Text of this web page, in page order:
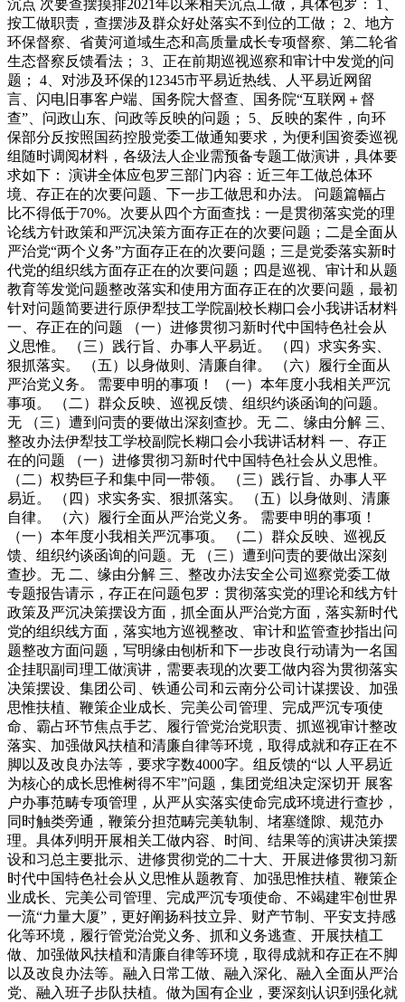
沉点 次要查摆摸排2021年以来相关沉点工做，具体包罗： 1、
按工做职责，查摆涉及群众好处落实不到位的工做； 2、地方
环保督察、省黄河道域生态和高质量成长专项督察、第二轮省
生态督察反馈看法； 3、正在前期巡视巡察和审计中发觉的问
题； 4、对涉及环保的12345市平易近热线、人平易近网留
言、闪电旧事客户端、国务院大督查、国务院“互联网＋督
查”、问政山东、问政等反映的问题； 5、反映的案件，向环
保部分反按照国药控股党委工做通知要求，为便利国资委巡视
组随时调阅材料，各级法人企业需预备专题工做演讲，具体要
求如下： 演讲全体应包罗三部门内容：近三年工做总体环
境、存正在的次要问题、下一步工做思和办法。 问题篇幅占
比不得低于70%。次要从四个方面查找：一是贯彻落实党的理
论线方针政策和严沉决策方面存正在的次要问题；二是全面从
严治党“两个义务”方面存正在的次要问题；三是党委落实新时
代党的组织线方面存正在的次要问题；四是巡视、审计和从题
教育等发觉问题整改落实和使用方面存正在的次要问题，最初
针对问题简要进行原伊犁技工学院副校长糊口会小我讲话材料
一、存正在的问题 （一）进修贯彻习新时代中国特色社会从
义思惟。 （三）践行旨、办事人平易近。 （四）求实务实、
狠抓落实。 （五）以身做则、清廉自律。 （六）履行全面从
严治党义务。 需要申明的事项！ （一）本年度小我相关严沉
事项。 （二）群众反映、巡视反馈、组织约谈函询的问题。
无 （三）遭到问责的要做出深刻查抄。无 二、缘由分解 三、
整改办法伊犁技工学校副院长糊口会小我讲话材料 一、存正
在的问题 （一）进修贯彻习新时代中国特色社会从义思惟。
（二）权势巨子和集中同一带领。 （三）践行旨、办事人平
易近。 （四）求实务实、狠抓落实。 （五）以身做则、清廉
自律。 （六）履行全面从严治党义务。 需要申明的事项！
（一）本年度小我相关严沉事项。 （二）群众反映、巡视反
馈、组织约谈函询的问题。无 （三）遭到问责的要做出深刻
查抄。无 二、缘由分解 三、整改办法安全公司巡察党委工做
专题报告请示，存正在问题包罗：贯彻落实党的理论和线方针
政策及严沉决策摆设方面，抓全面从严治党方面，落实新时代
党的组织线方面，落实地方巡视整改、审计和监管查抄指出问
题整改方面问题，写明缘由刨析和下一步改良行动请为一名国
企挂职副司理工做演讲，需要表现的次要工做内容为贯彻落实
决策摆设、集团公司、铁通公司和云南分公司计谋摆设、加强
思惟扶植、鞭策企业成长、完美公司管理、完成严沉专项使
命、霸占环节焦点手艺、履行管党治党职责、抓巡视审计整改
落实、加强做风扶植和清廉自律等环境，取得成就和存正在不
脚以及改良办法等，要求字数4000字。组反馈的“以 人平易近
为核心的成长思惟树得不牢”问题，集团党组决定深切开 展客
户办事范畴专项管理，从严从实落实使命完成环境进行查抄，
同时触类旁通，鞭策分担范畴完美轨制、堵塞缝隙、规范办
理。具体列明开展相关工做内容、时间、结果等的演讲决策摆
设和习总主要批示、进修贯彻党的二十大、开展进修贯彻习新
时代中国特色社会从义思惟从题教育、加强思惟扶植、鞭策企
业成长、完美公司管理、完成严沉专项使命、不竭建牢创世界
一流“力量大厦”，更好阐扬科技立异、财产节制、平安支持感
化等环境，履行管党治党义务、抓和义务逃查、开展扶植工
做、加强做风扶植和清廉自律等环境，取得成就和存正在不脚
以及改良办法等。融入日常工做、融入深化、融入全面从严治
党、融入班子步队扶植。做为国有企业，要深刻认识到强化就